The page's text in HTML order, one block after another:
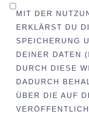
MIT DER
ERKLÄRST DU
SPEICHERUNG
DEINER DATEN
DURCH DIESE
DADURCH
ÜBER DIE AUF